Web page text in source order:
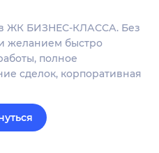
ЖК БИЗНЕС-КЛАССА. Без
желанием быстро
полное
сделок, корпоративная